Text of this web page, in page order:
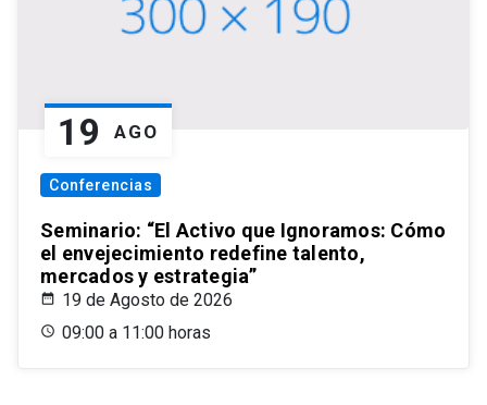
19 AGO
Conferencias
Seminario: “El Activo que Ignoramos: Cómo
el envejecimiento redefine talento,
mercados y estrategia”
19 de Agosto de 2026
09:00 a 11:00 horas